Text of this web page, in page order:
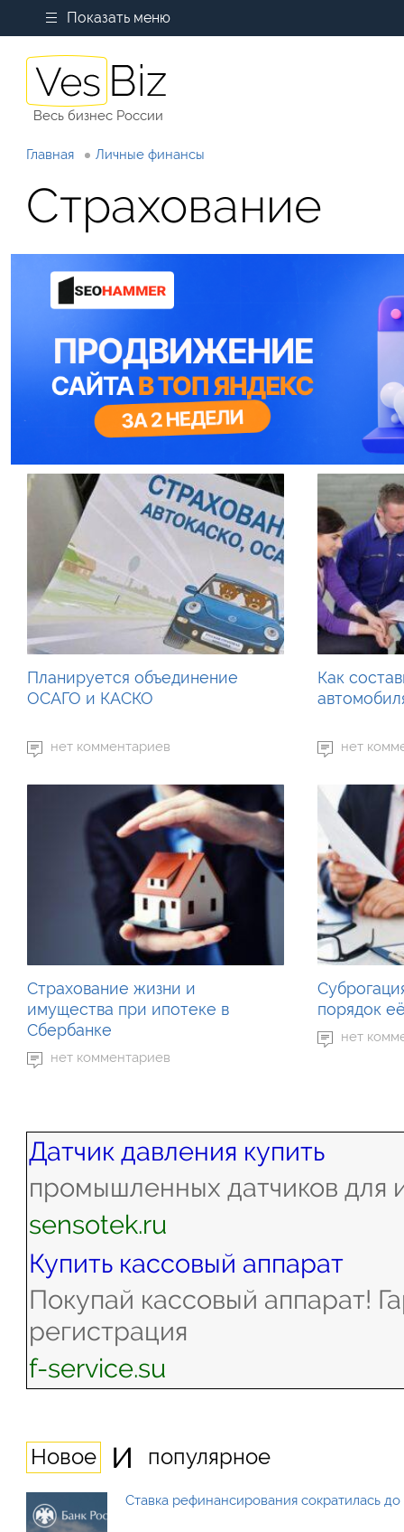
Показать меню
Весь бизнес России
Главная Личные финансы
Страхование
Планируется объединение
ОСАГО и КАСКО
нет комментариев
Как
нет
Страхование жизни и
имущества при ипотеке в
Сбербанке
нет комментариев
порядок
нет
Датчик давления купить
промышленных датчиков для
sensotek.ru
Купить кассовый аппарат
Покупай кассовый аппарат!
регистрация
f-service.su
Новое и популярное
Ставка рефинансирования сократилась